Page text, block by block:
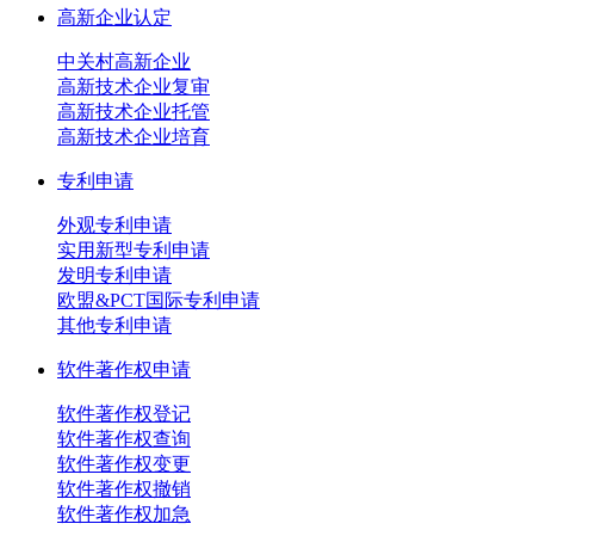
高新企业认定
中关村高新企业
高新技术企业复审
高新技术企业托管
高新技术企业培育
专利申请
外观专利申请
实用新型专利申请
发明专利申请
欧盟&PCT国际专利申请
其他专利申请
软件著作权申请
软件著作权登记
软件著作权查询
软件著作权变更
软件著作权撤销
软件著作权加急